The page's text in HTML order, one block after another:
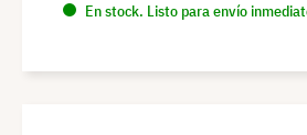
En stock. Listo para envío